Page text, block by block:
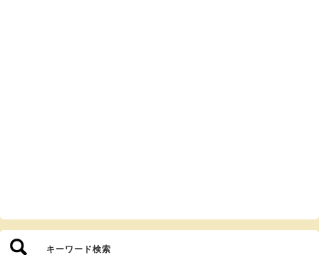
キーワード検索